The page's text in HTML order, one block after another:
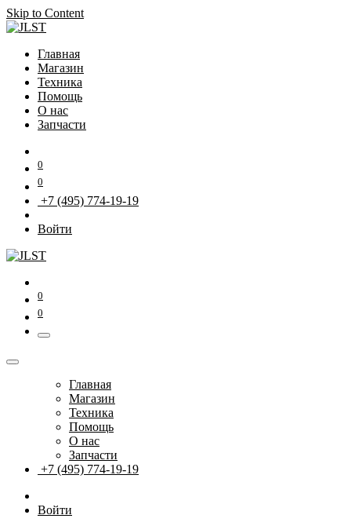
Skip to Content
Главная
Магазин
Техника
Помощь
О нас
Запчасти
0
0
+7 (495) 774-19-19
Войти
0
0
Главная
Магазин
Техника
Помощь
О нас
Запчасти
+7 (495) 774-19-19
Войти